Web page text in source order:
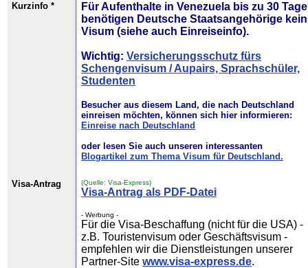
Kurzinfo *
Für Aufenthalte in Venezuela bis zu 30
benötigen Deutsche Staatsangehörige kein
Visum (siehe auch Einreiseinfo).
Wichtig: Versicherungsschutz fürs
Schengenvisum / Aupairs, Sprachschüler,
Studenten
Besucher aus diesem Land, die nach Deutschland
einreisen möchten, können sich hier informieren:
Einreise nach Deutschland
oder lesen Sie auch unseren interessanten
Blogartikel zum Thema Visum für Deutschland.
Visa-Antrag (Quelle: Visa-Express)
Visa-Antrag als PDF-Datei
- Werbung -
Für die Visa-Beschaffung (nicht für die USA) -
z.B. Touristenvisum oder Geschäftsvisum -
empfehlen wir die Dienstleistungen unserer
Partner-Site www.visa-express.de.